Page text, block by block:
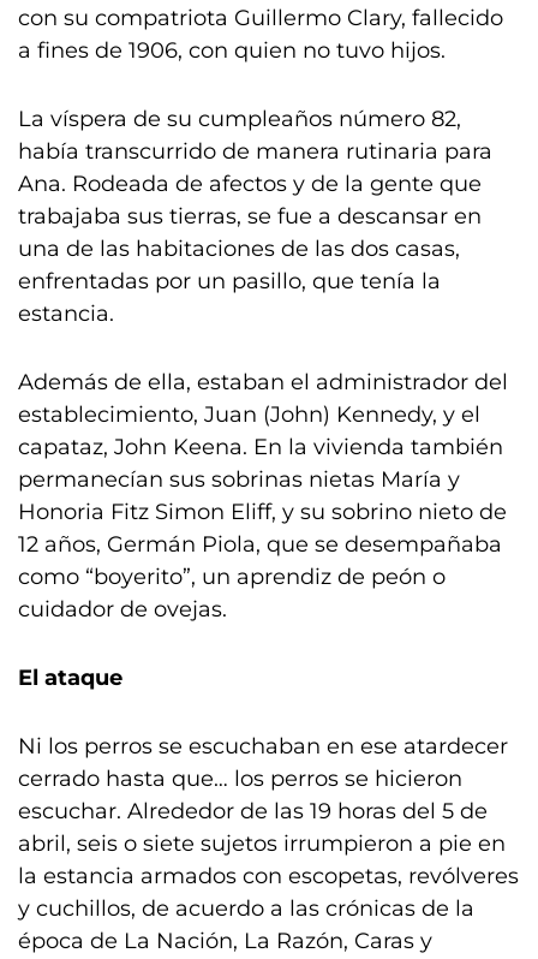
con su compatriota Guillermo Clary, fallecido
a fines de 1906, con quien no tuvo hijos.
La víspera de su cumpleaños número 82,
había transcurrido de manera rutinaria para
Ana. Rodeada de afectos y de la gente que
trabajaba sus tierras, se fue a descansar en
una de las habitaciones de las dos casas,
enfrentadas por un pasillo, que tenía la
estancia.
Además de ella, estaban el administrador del
establecimiento, Juan (John) Kennedy, y el
capataz, John Keena. En la vivienda también
permanecían sus sobrinas nietas María y
Honoria Fitz Simon Eliff, y su sobrino nieto de
12 años, Germán Piola, que se desempañaba
como “boyerito”, un aprendiz de peón o
cuidador de ovejas.
El ataque
Ni los perros se escuchaban en ese atardecer
cerrado hasta que… los perros se hicieron
escuchar. Alrededor de las 19 horas del 5 de
abril, seis o siete sujetos irrumpieron a pie en
la estancia armados con escopetas, revólveres
y cuchillos, de acuerdo a las crónicas de la
época de La Nación, La Razón, Caras y